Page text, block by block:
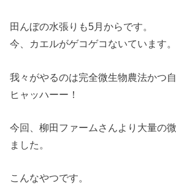
田んぼの水張りも5月からです。
今、カエルがゲコゲコないています。
我々がやるのは完全微生物農法かつ自
ヒャッハーー！
今回、柳田ファームさんより大量の
ました。
こんなやつです。